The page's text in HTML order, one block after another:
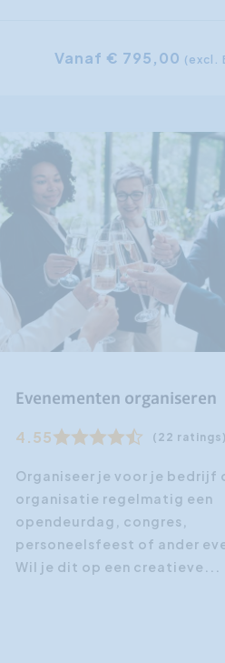
Vanaf € 795,00 (excl.
Evenementen organiseren
4.55 (22 ratings)
Organiseer je voor je bedrijf
organisatie regelmatig een
opendeurdag, congres,
personeelsfeest of ander
Wil je dit op een creatieve...